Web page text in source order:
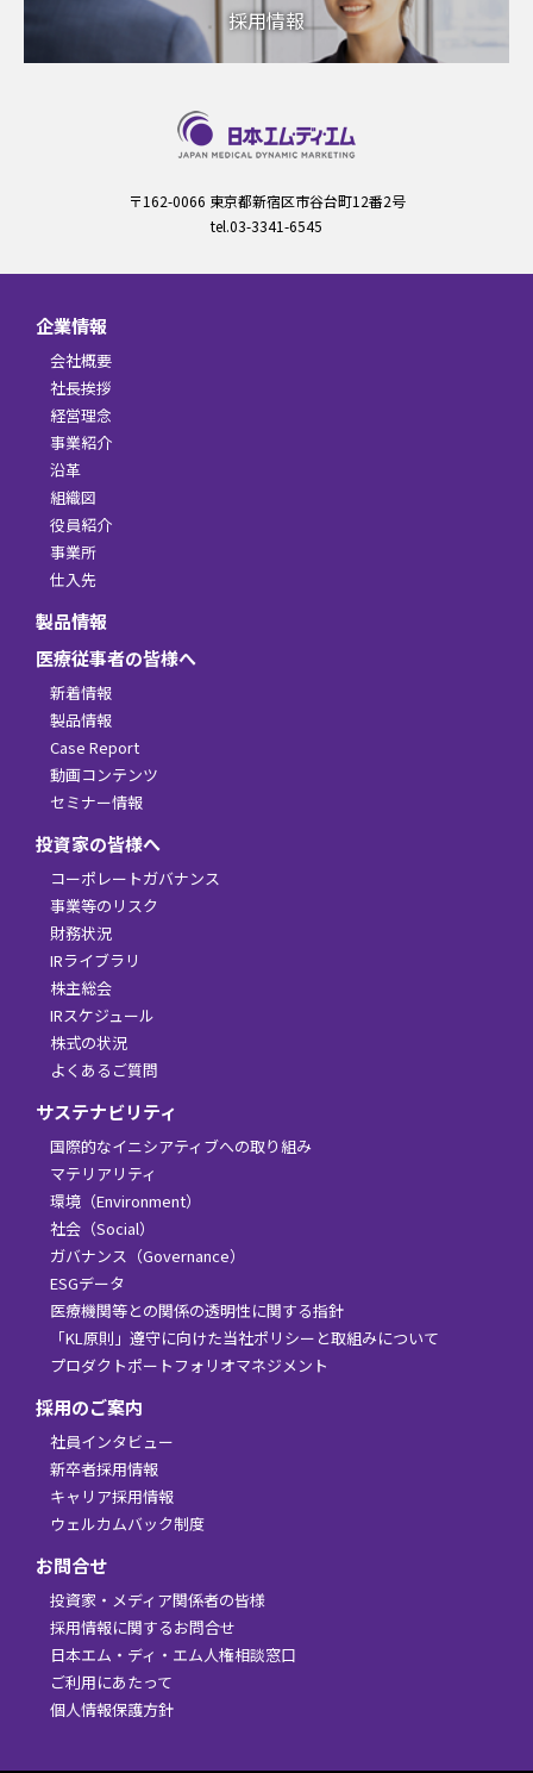
採用情報
〒162-0066 東京都新宿区市谷台町12番2号
tel.03-3341-6545
企業情報
会社概要
社長挨拶
経営理念
事業紹介
沿革
組織図
役員紹介
事業所
仕入先
製品情報
医療従事者の皆様へ
新着情報
製品情報
Case Report
動画コンテンツ
セミナー情報
投資家の皆様へ
コーポレートガバナンス
事業等のリスク
財務状況
IRライブラリ
株主総会
IRスケジュール
株式の状況
よくあるご質問
サステナビリティ
国際的なイニシアティブへの取り組み
マテリアリティ
環境（Environment）
社会（Social）
ガバナンス（Governance）
ESGデータ
医療機関等との関係の透明性に関する指針
「KL原則」遵守に向けた当社ポリシーと取組みについて
プロダクトポートフォリオマネジメント
採用のご案内
社員インタビュー
新卒者採用情報
キャリア採用情報
ウェルカムバック制度
お問合せ
投資家・メディア関係者の皆様
採用情報に関するお問合せ
日本エム・ディ・エム人権相談窓口
ご利用にあたって
個人情報保護方針